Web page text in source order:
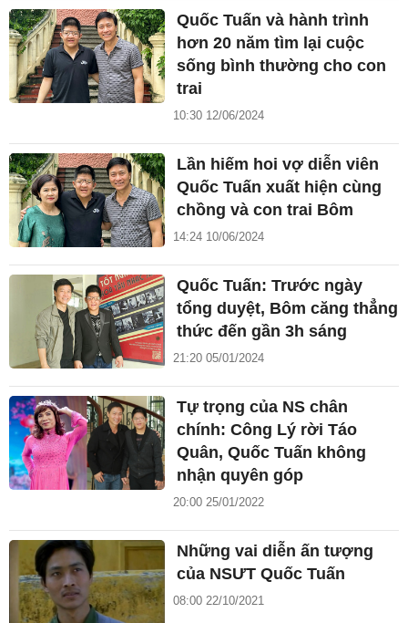
Quốc Tuấn và hành trình
hơn 20 năm tìm lại cuộc
sống bình thường cho con
trai
10:30 12/06/2024
Lần hiếm hoi vợ diễn viên
Quốc Tuấn xuất hiện cùng
chồng và con trai Bôm
14:24 10/06/2024
Quốc Tuấn: Trước ngày
tổng duyệt, Bôm căng thẳng
thức đến gần 3h sáng
21:20 05/01/2024
Tự trọng của NS chân
chính: Công Lý rời Táo
Quân, Quốc Tuấn không
nhận quyên góp
20:00 25/01/2022
Những vai diễn ấn tượng
của NSƯT Quốc Tuấn
08:00 22/10/2021